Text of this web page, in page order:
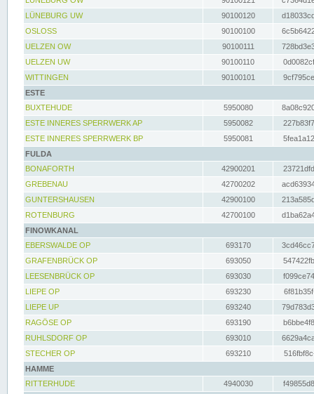
LÜNEBURG UW
90100120
OSLOSS
90100100
UELZEN OW
90100111
UELZEN UW
90100110
WITTINGEN
90100101
ESTE
BUXTEHUDE
5950080
ESTE INNERES SPERRWERK AP
5950082
ESTE INNERES SPERRWERK BP
5950081
FULDA
BONAFORTH
42900201
GREBENAU
42700202
GUNTERSHAUSEN
42900100
ROTENBURG
42700100
FINOWKANAL
EBERSWALDE OP
693170
GRAFENBRÜCK OP
693050
LEESENBRÜCK OP
693030
LIEPE OP
693230
LIEPE UP
693240
RAGÖSE OP
693190
RUHLSDORF OP
693010
STECHER OP
693210
HAMME
RITTERHUDE
4940030